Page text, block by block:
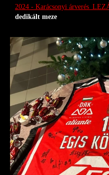
2024 - Karácsonyi
dedikált meze